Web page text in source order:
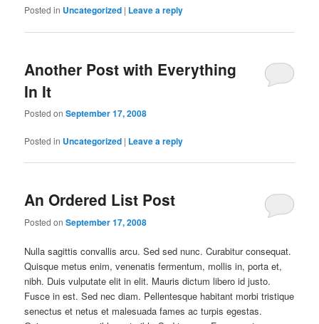
Posted in Uncategorized | Leave a reply
Another Post with Everything
In It
Posted onSeptember 17, 2008
Posted in Uncategorized | Leave a reply
An Ordered List Post
Posted onSeptember 17, 2008
Nulla sagittis convallis arcu. Sed sed nunc. Curabitur consequat.
Quisque metus enim, venenatis fermentum, mollis in, porta et,
nibh. Duis vulputate elit in elit. Mauris dictum libero id justo.
Fusce in est. Sed nec diam. Pellentesque habitant morbi tristique
senectus et netus et malesuada fames ac turpis egestas.